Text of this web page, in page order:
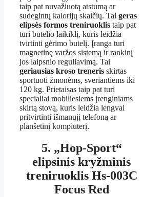
taip pat nuvažiuotą atstumą ar
sudegintų kalorijų skaičių. Tai geras
elipsės formos treniruoklis taip pat
turi butelio laikiklį, kuris leidžia
tvirtinti gėrimo butelį. Įranga turi
magnetinę varžos sistemą ir rankinį
jos laipsnio reguliavimą. Tai
geriausias kroso treneris skirtas
sportuoti žmonėms, sveriantiems iki
120 kg. Prietaisas taip pat turi
specialiai mobiliesiems įrenginiams
skirtą stovą, kuris leidžia lengvai
pritvirtinti išmanųjį telefoną ar
planšetinį kompiuterį.
5. „Hop-Sport“
elipsinis kryžminis
treniruoklis Hs-003C
Focus Red